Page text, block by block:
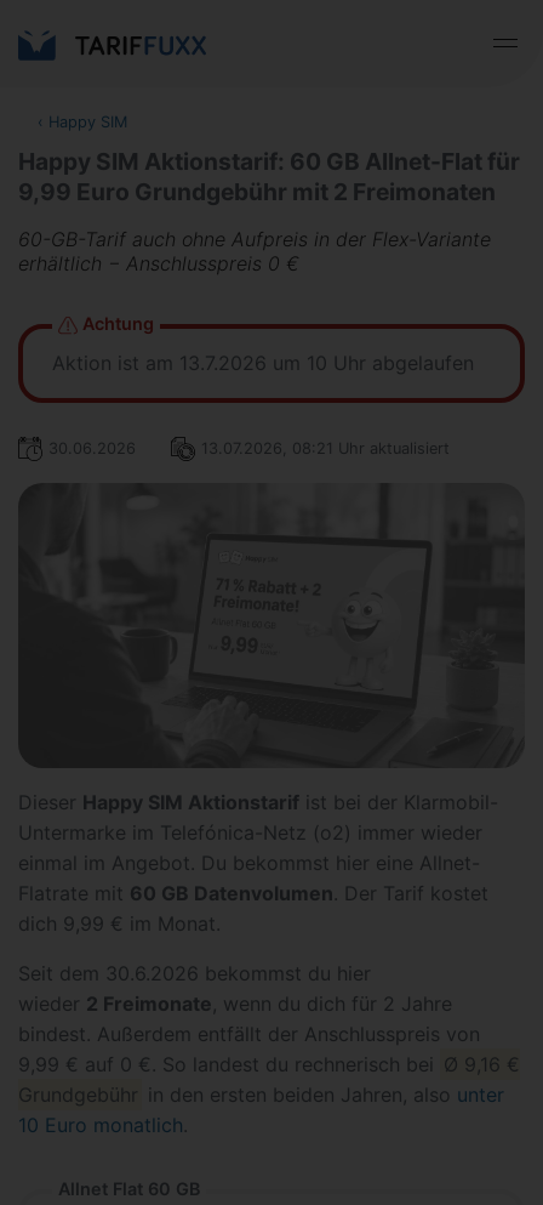
‹ Happy SIM
Happy SIM Aktionstarif: 60 GB Allnet-Flat für
9,99 Euro Grundgebühr mit 2 Freimonaten
60-GB-Tarif auch ohne Aufpreis in der Flex-Variante
erhältlich − Anschlusspreis 0 €
Achtung
Aktion ist am 13.7.2026 um 10 Uhr abgelaufen
30.06.2026 13.07.2026, 08:21 Uhr aktualisiert
Dieser Happy SIM Aktionstarif ist bei der Klarmobil-
Untermarke im Telefónica-Netz (o2) immer wieder
einmal im Angebot. Du bekommst hier eine Allnet-
Flatrate mit 60 GB Datenvolumen. Der Tarif kostet
dich 9,99 € im Monat.
Seit dem 30.6.2026 bekommst du hier
wieder 2 Freimonate, wenn du dich für 2 Jahre
bindest. Außerdem entfällt der Anschlusspreis von
9,99 € auf 0 €. So landest du rechnerisch bei
Ø 9,16 €
Grundgebühr
in den ersten beiden Jahren, also unter
10 Euro monatlich.
Allnet Flat 60 GB